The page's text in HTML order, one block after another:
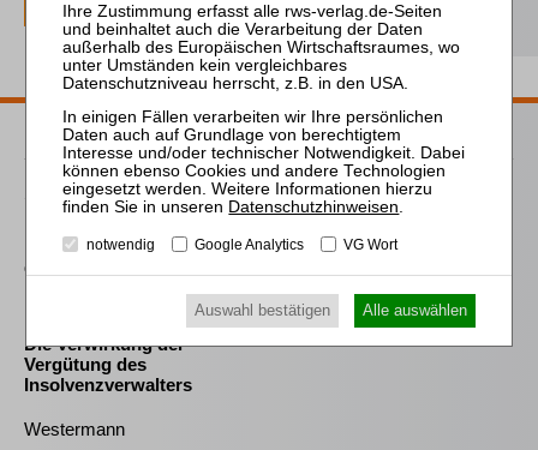
Passende Bücher
Schröder
Eigenkapitalersatzrechts
durch das MoMiG
Die Verwirkung der
Vergütung des
Insolvenzverwalters
Westermann
Datenschutzhinweisen.
notwendig Google Analytics VG Wort
Auswahl bestätigen Alle auswählen